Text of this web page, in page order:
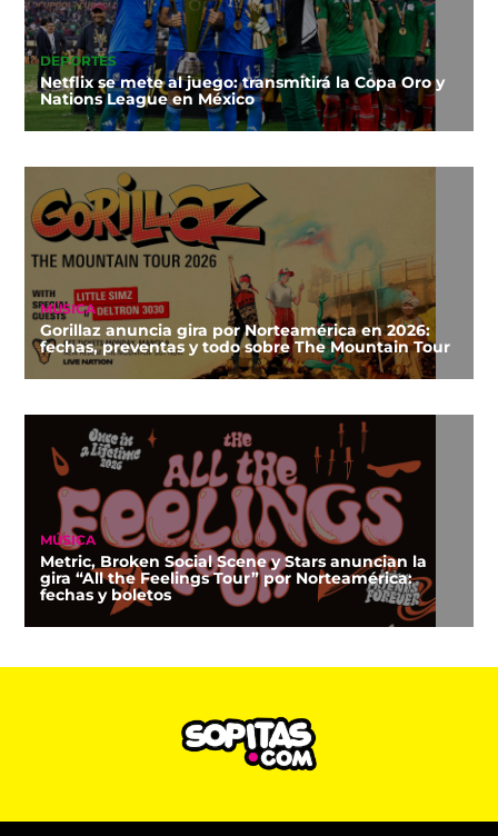
DEPORTES
Netflix se mete al juego: transmitirá la Copa Oro y
Nations League en México
MÚSICA
Gorillaz anuncia gira por Norteamérica en 2026:
fechas, preventas y todo sobre The Mountain Tour
MÚSICA
Metric, Broken Social Scene y Stars anuncian la
gira “All the Feelings Tour” por Norteamérica:
fechas y boletos